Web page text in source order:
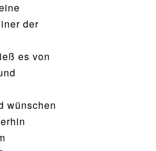
der
es von
wünschen